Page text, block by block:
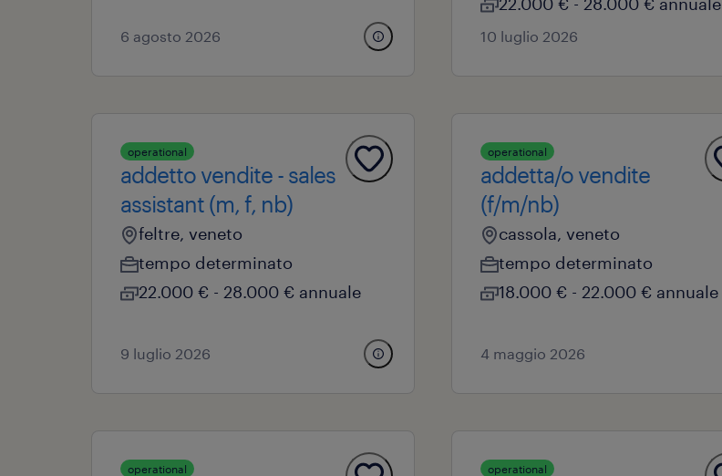
6 agosto 2026 10 luglio 2026
operational
addetto vendite - sales
assistant (m, f, nb)
feltre, veneto
tempo determinato
22.000 € - 28.000 € annuale
9 luglio 2026
operational
addetta/o vendite
(f/m/nb)
cassola, veneto
tempo determinato
18.000 € - 22.000 € annuale
4 maggio 2026
operational operational